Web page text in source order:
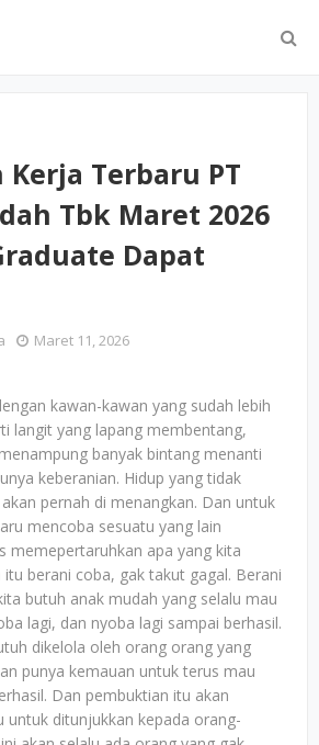
Kerja Terbaru PT
Tbk Maret 2026
Dapat
Maret 11, 2026
kawan-kawan yang sudah lebih
langit yang lapang membentang,
banyak bintang menanti
keberanian. Hidup yang tidak
pernah di menangkan. Dan untuk
mencoba sesuatu yang lain
memepertaruhkan apa yang kita
itu berani coba, gak takut gagal. Berani
butuh anak mudah yang selalu mau
lagi, dan nyoba lagi sampai berhasil.
dikelola oleh orang orang yang
punya kemauan untuk terus mau
Dan pembuktian itu akan
untuk ditunjukkan kepada orang-